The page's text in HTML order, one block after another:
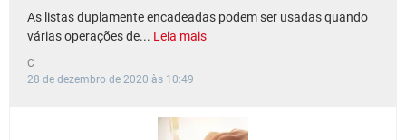
As listas duplamente encadeadas podem ser usadas quando
várias operações de... Leia mais
C
28 de dezembro de 2020 às 10:49